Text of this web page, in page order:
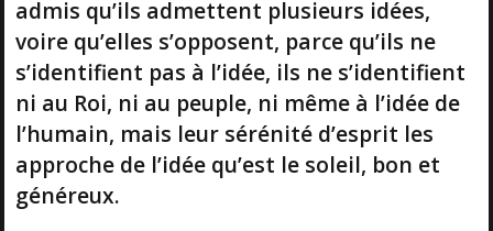
admis qu’ils admettent plusieurs idées,
voire qu’elles s’opposent, parce qu’ils ne
s’identifient pas à l’idée, ils ne s’identifient
ni au Roi, ni au peuple, ni même à l’idée de
l’humain, mais leur sérénité d’esprit les
approche de l’idée qu’est le soleil, bon et
généreux.